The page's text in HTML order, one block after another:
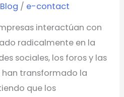
Blog / e-contact
interactúan con
radicalmente en la
sociales, los foros y las
transformado la
que los